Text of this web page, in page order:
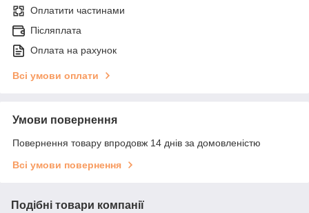
Оплатити частинами
Післяплата
Оплата на рахунок
Всі умови оплати
Умови повернення
Повернення товару впродовж 14 днів за домовленістю
Всі умови повернення
Подібні товари компанії